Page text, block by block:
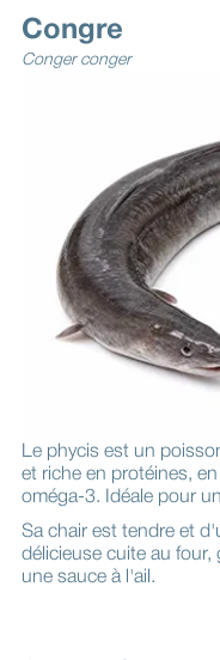
Congre
Conger conger
Le phycis est un
et riche en protéines,
oméga-3. Idéale pour
Sa chair est tendre et
délicieuse cuite au four,
une sauce à l'ail.